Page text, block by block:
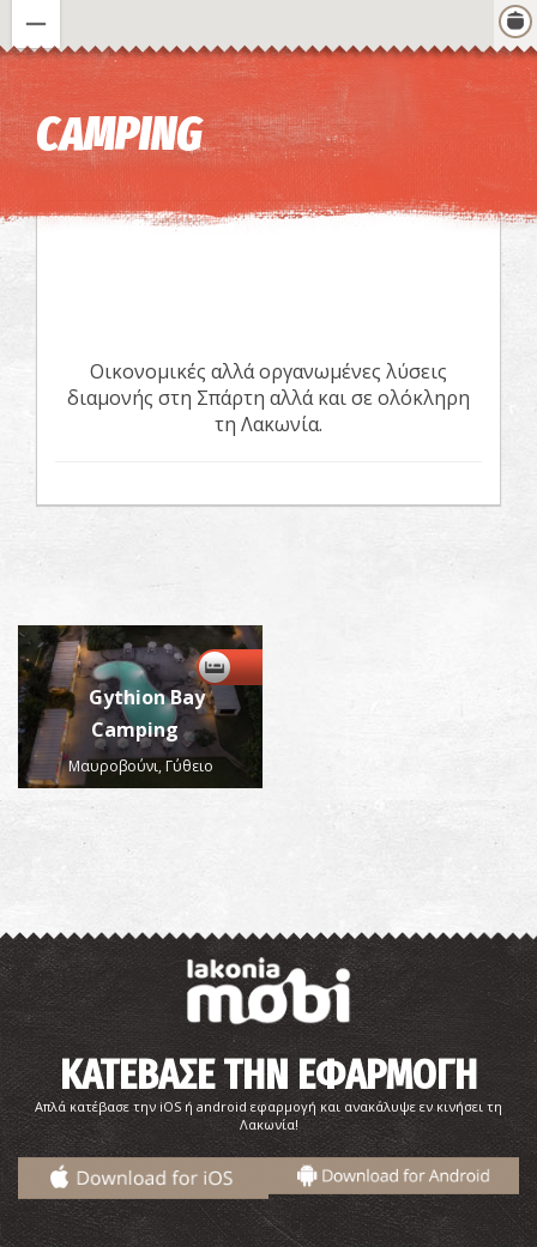
Η εικόνα ενδέχεται να υπόκειται σε πνευματικά δικαιώματα Όροι
CAMPING
Οικονομικές αλλά οργανωμένες λύσεις
διαμονής στη Σπάρτη αλλά και σε ολόκληρη
τη Λακωνία.
Gythion Bay
Camping
Μαυροβούνι, Γύθειο
ΚΑΤΕΒΑΣΕ ΤΗΝ ΕΦΑΡΜΟΓΗ
Απλά κατέβασε την iOS ή android εφαρμογή και ανακάλυψε εν κινήσει τη
Λακωνία!